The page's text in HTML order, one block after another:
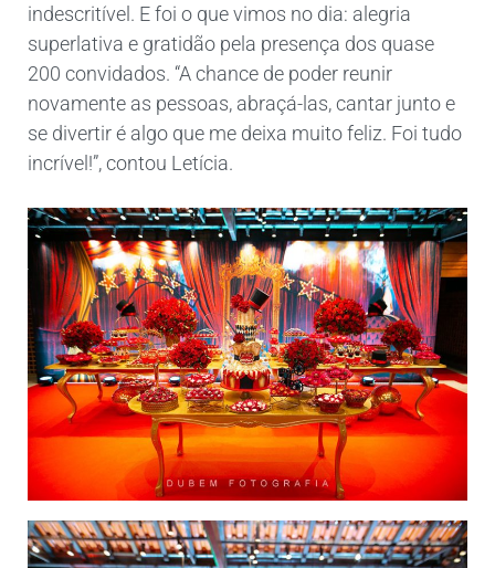
indescritível. E foi o que vimos no dia: alegria
superlativa e gratidão pela presença dos quase
200 convidados. “A chance de poder reunir
novamente as pessoas, abraçá-las, cantar junto e
se divertir é algo que me deixa muito feliz. Foi tudo
incrível!”, contou Letícia.